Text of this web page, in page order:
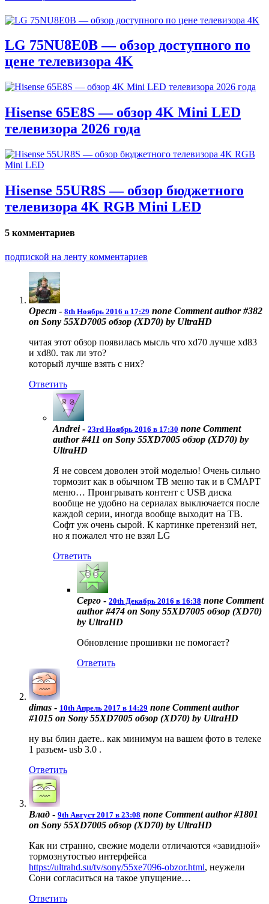
LG 75NU8E0B — обзор доступного по
цене телевизора 4K
Hisense 65E8S — обзор 4K Mini LED
телевизора 2026 года
Hisense 55UR8S — обзор бюджетного
телевизора 4K RGB Mini LED
5 комментариев
подпиской на ленту комментариев
Орест - 8th Ноябрь 2016 в 17:29 none Comment author #382
on Sony 55XD7005 обзор (XD70) by UltraHD
читая этот обзор появилась мысль что хd70 лучше xd83
и xd80. так ли это?
который лучше взять с них?
Ответить
Andrei - 23rd Ноябрь 2016 в 17:30 none Comment
author #411 on Sony 55XD7005 обзор (XD70) by
UltraHD
Я не совсем доволен этой моделью! Очень сильно
тормозит как в обычном ТВ меню так и в СМАРТ
меню… Проигрывать контент с USB диска
вообще не удобно на сериалах выключается после
каждой серии, иногда вообще выходит на ТВ.
Софт уж очень сырой. К картинке претензий нет,
но я пожалел что не взял LG
Ответить
Серго - 20th Декабрь 2016 в 16:38 none Comment
author #474 on Sony 55XD7005 обзор (XD70)
by UltraHD
Обновление прошивки не помогает?
Ответить
dimas - 10th Апрель 2017 в 14:29 none Comment author
#1015 on Sony 55XD7005 обзор (XD70) by UltraHD
ну вы блин даете.. как минимум на вашем фото в телеке
1 разъем- usb 3.0 .
Ответить
Влад - 9th Август 2017 в 23:08 none Comment author #1801
on Sony 55XD7005 обзор (XD70) by UltraHD
Как ни странно, свежие модели отличаются «завидной»
тормознутостью интерфейса
https://ultrahd.su/tv/sony/55xe7096-obzor.html, неужели
Сони согласиться на такое упущение…
Ответить